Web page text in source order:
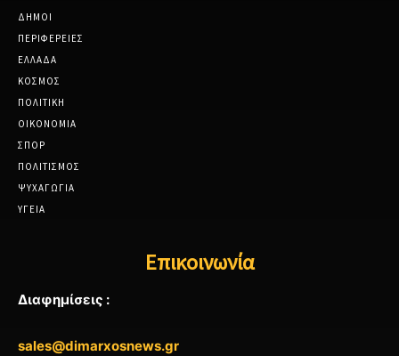
ΔΗΜΟΙ
ΠΕΡΙΦΕΡΕΙΕΣ
ΕΛΛΑΔΑ
ΚΟΣΜΟΣ
ΠΟΛΙΤΙΚΗ
ΟΙΚΟΝΟΜΙΑ
ΣΠΟΡ
ΠΟΛΙΤΙΣΜΟΣ
ΨΥΧΑΓΩΓΙΑ
ΥΓΕΙΑ
Επικοινωνία
Διαφημίσεις :
sales@dimarxosnews.gr